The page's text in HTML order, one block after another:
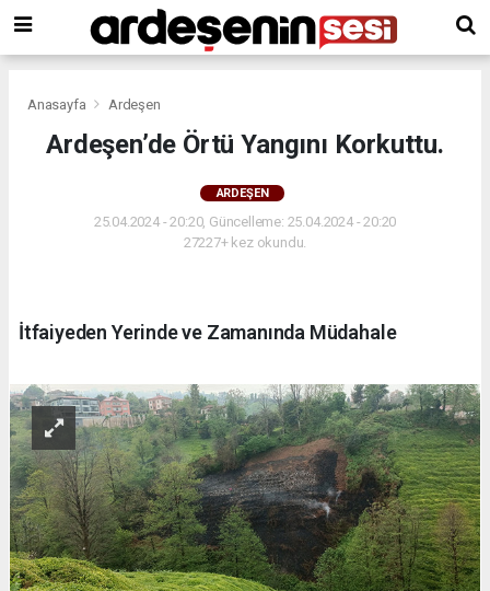
Anasayfa Ardeşen
Ardeşen’de Örtü Yangını Korkuttu.
ARDEŞEN
25.04.2024 - 20:20, Güncelleme: 25.04.2024 - 20:20
27227+ kez okundu.
İtfaiyeden Yerinde ve Zamanında Müdahale